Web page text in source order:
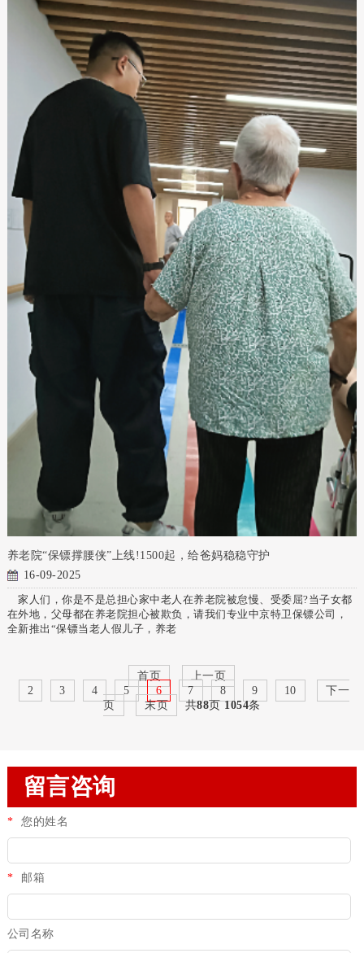
养老院“保镖撑腰侠”上线!1500起，给爸妈稳稳守护
16-09-2025
家人们，你是不是总担心家中老人在养老院被怠慢、受委屈?当子女都
在外地，父母都在养老院担心被欺负，请我们专业中京特卫保镖公司，
全新推出“保镖当老人假儿子，养老
首页
上一页
2
3 4 5 6 7 8 9 10
下一
页
末页 共88页1054条
留言咨询
* 您的姓名
* 邮箱
公司名称